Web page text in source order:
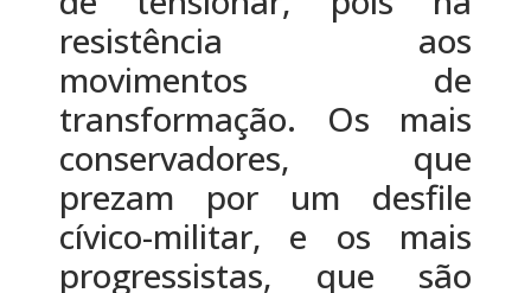
resistência aos
movimentos de
transformação. Os mais
conservadores, que
prezam por um desfile
cívico-militar, e os mais
progressistas, que são